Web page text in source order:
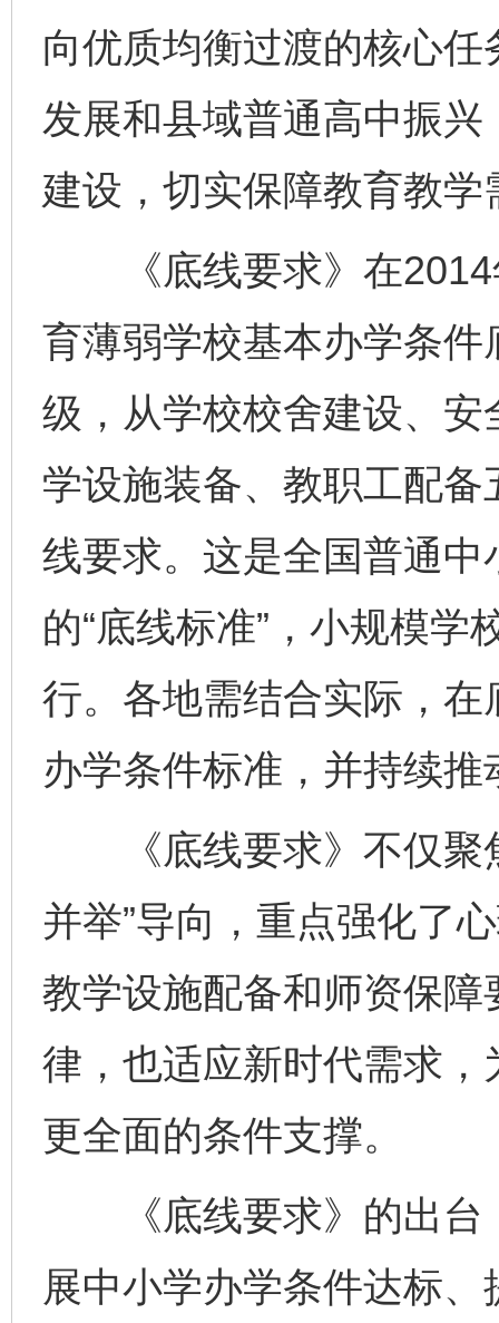
向优质均衡过渡的核心
发展和县域普通高中振
建设，切实保障教育教
《底线要求》在2014
育薄弱学校基本办学条
级，从学校校舍建设、
学设施装备、教职工配
线要求。这是全国普通
的“底线标准”，小规模
行。各地需结合实际，
办学条件标准，并持续
《底线要求》不仅聚
并举”导向，重点强化了
教学设施配备和师资保
律，也适应新时代需求
更全面的条件支撑。
《底线要求》的出台
展中小学办学条件达标